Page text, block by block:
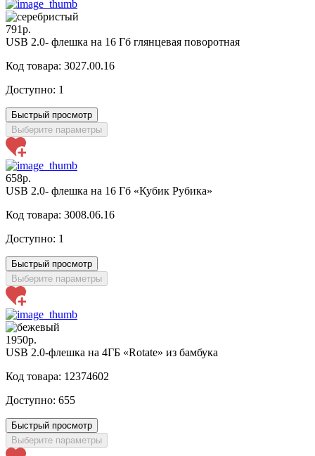
791р.
USB 2.0- флешка на 16 Гб глянцевая поворотная
Код товара: 3027.00.16
Доступно: 1
Быстрый просмотр
Выберите параметры
658р.
USB 2.0- флешка на 16 Гб «Кубик Рубика»
Код товара: 3008.06.16
Доступно: 1
Быстрый просмотр
Выберите параметры
1950р.
USB 2.0-флешка на 4ГБ «Rotate» из бамбука
Код товара: 12374602
Доступно: 655
Быстрый просмотр
Выберите параметры